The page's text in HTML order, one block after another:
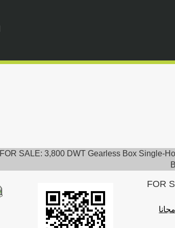
FOR SALE: 3,800 DWT Gearless Box Single-
FOR